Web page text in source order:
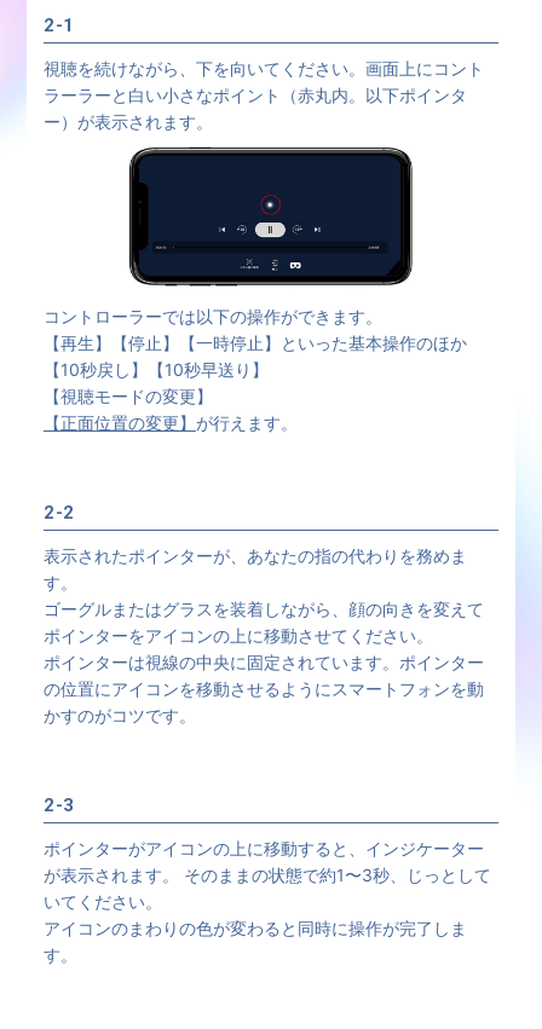
2-1
視聴を続けながら、下を向いてください。画面上にコント
ラーラーと白い小さなポイント（赤丸内。以下ポインタ
ー）が表示されます。
コントローラーでは以下の操作ができます。
【再生】【停止】【一時停止】といった基本操作のほか
【10秒戻し】【10秒早送り】
【視聴モードの変更】
【正面位置の変更】 が行えます。
2-2
表示されたポインターが、あなたの指の代わりを務めま
す。
ゴーグルまたはグラスを装着しながら、顔の向きを変えて
ポインターをアイコンの上に移動させてください。
ポインターは視線の中央に固定されています。ポインター
の位置にアイコンを移動させるようにスマートフォンを動
かすのがコツです。
2-3
ポインターがアイコンの上に移動すると、インジケーター
が表示されます。 そのままの状態で約1〜3秒、じっとして
いてください。
アイコンのまわりの色が変わると同時に操作が完了しま
す。